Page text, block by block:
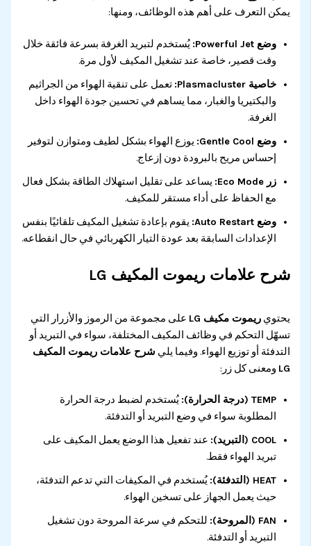
يمكن التعرف على أهم هذه الوظائف، ومنها:
وضع Powerful Jet:
يُستخدم لتبريد الغرفة بسرعة فائقة خلال
وقت قصير، خاصة عند تشغيل المكيف لأول مرة.
خاصية Plasmacluster:
تعمل على تنقية الهواء من الجراثيم
والبكتيريا والغبار، مما يساهم في تحسين جودة الهواء داخل
الغرفة.
وضع Gentle Cool:
يوزع الهواء بشكل لطيف ومتوازن لتوفير
إحساس مريح بالبرودة دون إزعاج.
زر Eco Mode:
يساعد على تقليل استهلاك الطاقة بشكل فعال
مع الحفاظ على أداء مستقر للمكيف.
وضع Auto Restart:
يقوم بإعادة تشغيل المكيف تلقائيًا بنفس
الإعدادات السابقة بعد عودة التيار الكهربائي في حال انقطاعه.
شرح علامات ريموت المكيف LG
يحتويريموت مكيف LG
على مجموعة من الرموز والأزرار التي
تسهّل التحكم في وظائف المكيف المختلفة، سواء في التبريد أو
التدفئة أو توزيع الهواء. وفيما يلي شرح علامات ريموت المكيف
LG ومعنى كل زر:
TEMP (درجة الحرارة):
يُستخدم لضبط درجة الحرارة
المطلوبة سواء في وضع التبريد أو التدفئة.
COOL (التبريد):
عند تفعيل هذا الوضع يعمل المكيف على
تبريد الهواء فقط.
HEAT (التدفئة):
يُستخدم في المكيفات التي تدعم التدفئة،
حيث يعمل الجهاز على تسخين الهواء.
FAN (المروحة):
للتحكم في سرعة المروحة دون تشغيل
التبريد أو التدفئة.